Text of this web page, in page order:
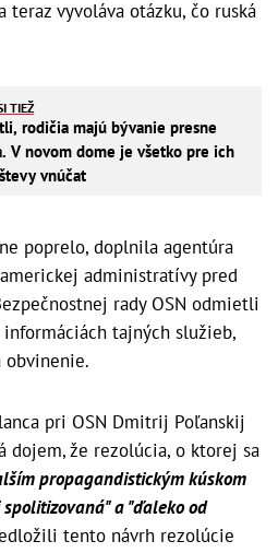
teraz vyvoláva otázku, čo ruská
TIEŽ
rodičia majú bývanie presne
V novom dome je všetko pre ich
vnúčat
poprelo, doplnila agentúra
administratívy pred
rady OSN odmietli
tajných služieb,
pri OSN Dmitrij Poľanskij
dojem, že rezolúcia, o ktorej sa
propagandistickým kúskom
a "ďaleko od
tento návrh rezolúcie